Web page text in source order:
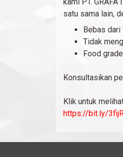
satu sama lain,
Bebas dari
Tidak
Food grade
Konsultasikan
Klik untuk
https://bit.ly/